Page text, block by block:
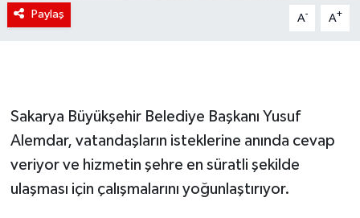
Paylaş A- A+
Sakarya Büyükşehir Belediye Başkanı Yusuf
Alemdar, vatandaşların isteklerine anında cevap
veriyor ve hizmetin şehre en süratli şekilde
ulaşması için çalışmalarını yoğunlaştırıyor.